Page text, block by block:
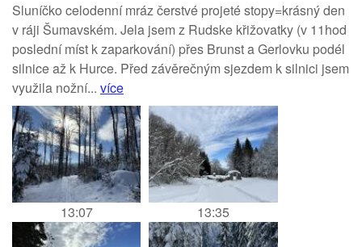
Sluníčko celodenní mráz čerstvé projeté stopy=krásný den
v ráji Šumavském. Jela jsem z Rudske křižovatky (v 11hod
poslední míst k zaparkování) přes Brunst a Gerlovku podél
silnice až k Hurce. Před závěrečným sjezdem k silnici jsem
využila nožní... více
13:07 13:35